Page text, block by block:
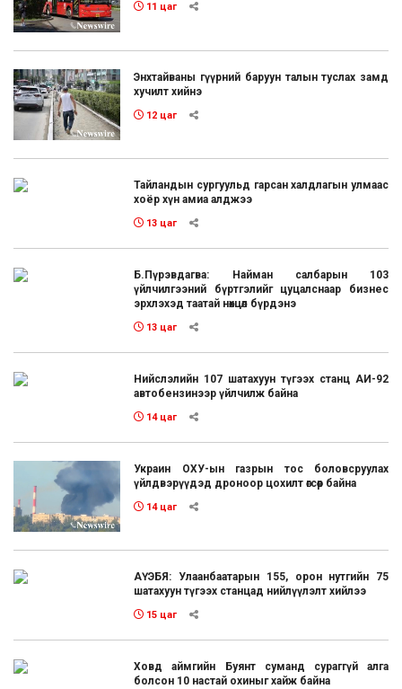
11 цаг
Энхтайваны гүүрний баруун талын туслах замд
хучилт хийнэ
12 цаг
Тайландын сургуульд гарсан халдлагын улмаас
хоёр хүн амиа алджээ
13 цаг
Б.Пүрэвдагва: Найман салбарын 103
үйлчилгээний бүртгэлийг цуцалснаар бизнес
эрхлэхэд таатай нөхцөл бүрдэнэ
13 цаг
Нийслэлийн 107 шатахуун түгээх станц АИ-92
автобензинээр үйлчилж байна
14 цаг
Украин ОХУ-ын газрын тос боловсруулах
үйлдвэрүүдэд дроноор цохилт өгсөөр байна
14 цаг
АҮЭБЯ: Улаанбаатарын 155, орон нутгийн 75
шатахуун түгээх станцад нийлүүлэлт хийлээ
15 цаг
Ховд аймгийн Буянт суманд сураггүй алга
болсон 10 настай охиныг хайж байна